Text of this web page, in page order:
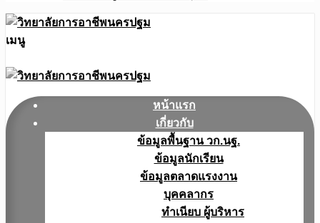
เมนู
หน้าแรก
เกี่ยวกับ
ข้อมูลพื้นฐาน วก.นฐ.
ข้อมูลนักเรียน
ข้อมูลตลาดแรงงาน
บุคคลากร
ทำเนียบ ผู้บริหาร